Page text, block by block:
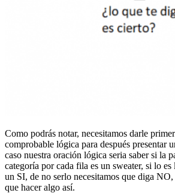
Como podrás notar, necesitamos darle
comprobable lógica para después presentar
caso nuestra oración lógica seria saber si la
categoría por cada fila es un sweater, si lo es
un SI, de no serlo necesitamos que diga
que hacer algo así.